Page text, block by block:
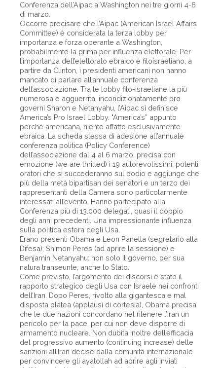
Conferenza dell’Aipac a Washington nei tre giorni 4-6
di marzo.
Occorre precisare che l’Aipac (American Israel Affairs
Committee) è considerata la terza lobby per
importanza e forza operante a Washington,
probabilmente la prima per influenza elettorale. Per
l’importanza dell’elettorato ebraico e filoisraeliano, a
partire da Clinton, i presidenti americani non hanno
mancato di parlare all’annuale conferenza
dell’associazione. Tra le lobby filo-israeliane la più
numerosa e agguerrita, incondizionatamente pro
governi Sharon e Netanyahu, l’Aipac si definisce
America’s Pro Israel Lobby. "America’s” appunto
perché americana, niente affatto esclusivamente
ebraica. La scheda stessa di adesione all’annuale
conferenza politica (Policy Conference)
dell’associazione dal 4 al 6 marzo, precisa con
emozione (we are thrilled) i 19 autorevolissimi, potenti
oratori che si succederanno sul podio e aggiunge che
più della metà bipartisan dei senatori e un terzo dei
rappresentanti della Camera sono particolarmente
interessati all’evento. Hanno partecipato alla
Conferenza più di 13.000 delegati, quasi il doppio
degli anni precedenti. Una impressionante influenza
sulla politica estera degli Usa.
Erano presenti Obama e Leon Panetta (segretario alla
Difesa); Shimon Peres (ad aprire la sessione) e
Benjamin Netanyahu: non solo il governo, per sua
natura transeunte, anche lo Stato.
Come previsto, l’argomento dei discorsi è stato il
rapporto strategico degli Usa con Israele nei confronti
dell’Iran. Dopo Peres, rivolto alla gigantesca e mal
disposta platea (applausi di cortesia), Obama precisa
che le due nazioni concordano nel ritenere l’Iran un
pericolo per la pace, per cui non deve disporre di
armamento nucleare. Non dubita inoltre dell’efficacia
del progressivo aumento (continuing increase) delle
sanzioni all’Iran decise dalla comunità internazionale
per convincere gli ayatollah ad aprire agli inviati